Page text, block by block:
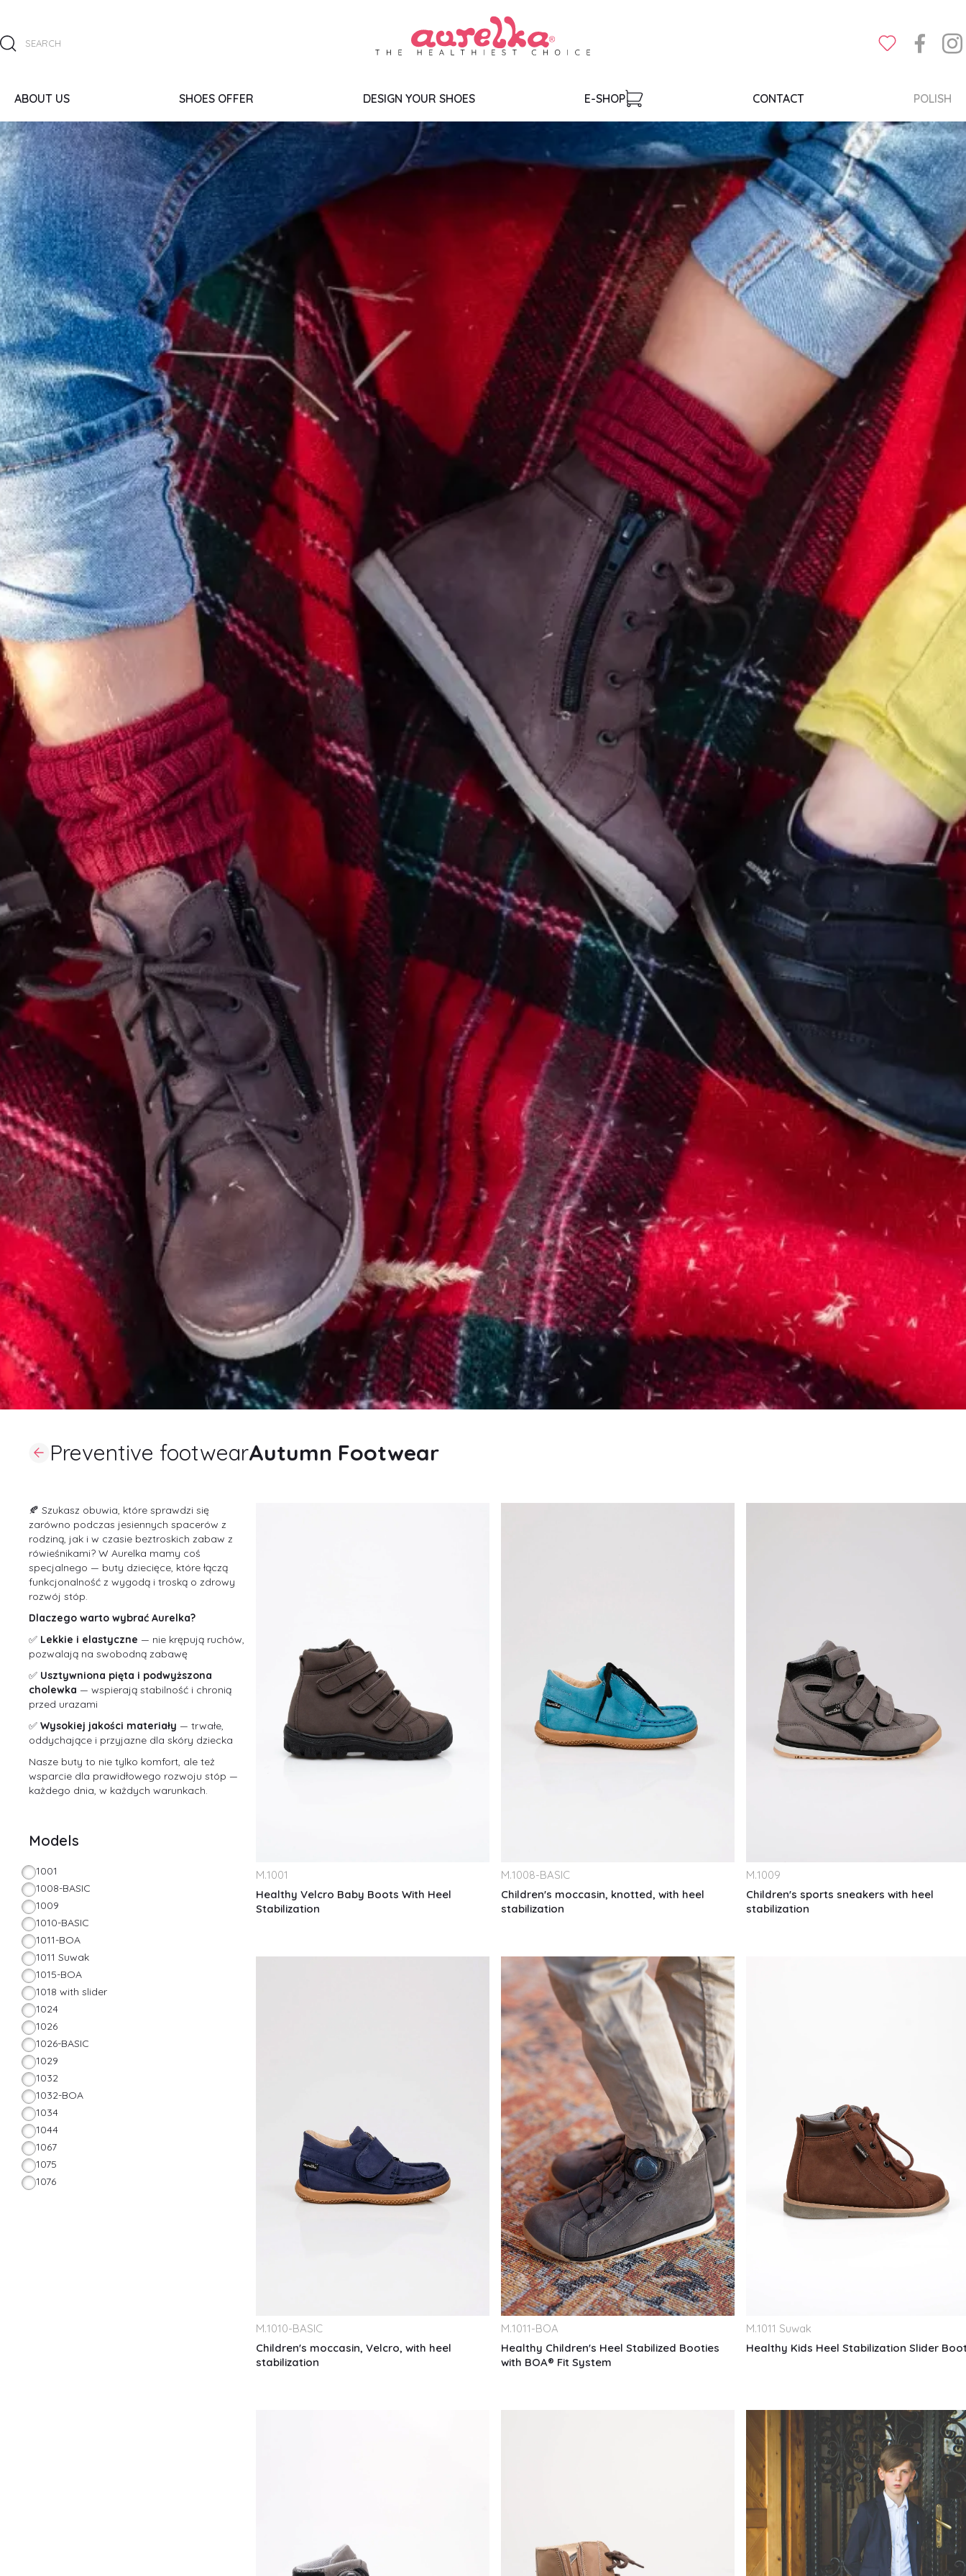
ABOUT US SHOES OFFER DESIGN YOUR SHOES E-SHOP CONTACT POLISH
Preventive footwearAutumn Footwear
🍂 Szukasz obuwia, które sprawdzi się
zarówno podczas jesiennych spacerów z
rodziną, jak i w czasie beztroskich zabaw z
rówieśnikami? W Aurelka mamy coś
specjalnego — buty dziecięce, które łączą
funkcjonalność z wygodą i troską o zdrowy
rozwój stóp.
Dlaczego warto wybrać Aurelka?
✅ Lekkie i elastyczne — nie krępują ruchów,
pozwalają na swobodną zabawę
✅ Usztywniona pięta i podwyższona
cholewka — wspierają stabilność i chronią
przed urazami
✅ Wysokiej jakości materiały — trwałe,
oddychające i przyjazne dla skóry dziecka
Nasze buty to nie tylko komfort, ale też
wsparcie dla prawidłowego rozwoju stóp —
każdego dnia, w każdych warunkach.
Models
1001
1008-BASIC
1009
1010-BASIC
1011-BOA
1011 Suwak
1015-BOA
1018 with slider
1024
1026
1026-BASIC
1029
1032
1032-BOA
1034
1044
1067
1075
1076
M.1001
Healthy Velcro Baby Boots With Heel
Stabilization
M.1008-BASIC
Children's moccasin, knotted, with heel
stabilization
M.1009
Children's sports sneakers with heel
stabilization
M.1010-BASIC
Children's moccasin, Velcro, with heel
stabilization
M.1011-BOA
Healthy Children's Heel Stabilized Booties
with BOA® Fit System
M.1011 Suwak
Healthy Kids Heel Stabilization Slider